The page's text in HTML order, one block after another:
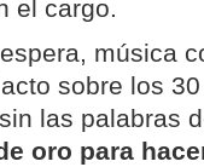
el cargo.
música
sobre los
las palabras
oro para